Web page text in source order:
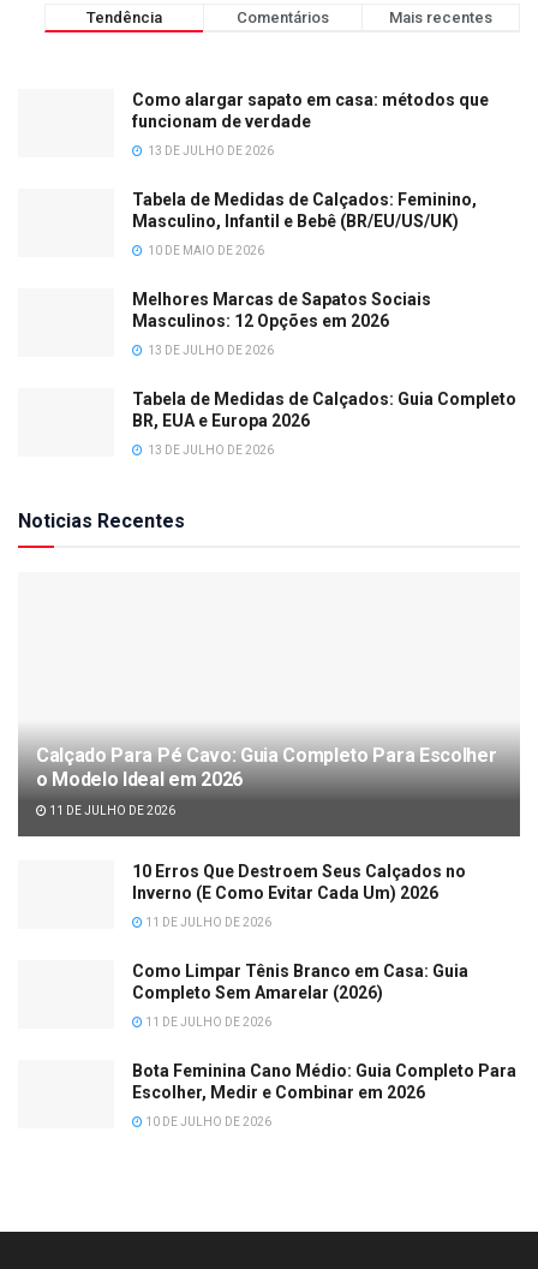
Tendência Comentários Mais recentes
Como alargar sapato em casa: métodos que
funcionam de verdade
13 DE JULHO DE 2026
Tabela de Medidas de Calçados: Feminino,
Masculino, Infantil e Bebê (BR/EU/US/UK)
10 DE MAIO DE 2026
Melhores Marcas de Sapatos Sociais
Masculinos: 12 Opções em 2026
13 DE JULHO DE 2026
Tabela de Medidas de Calçados: Guia Completo
BR, EUA e Europa 2026
13 DE JULHO DE 2026
Noticias Recentes
Calçado Para Pé Cavo: Guia Completo Para Escolher
o Modelo Ideal em 2026
11 DE JULHO DE 2026
10 Erros Que Destroem Seus Calçados no
Inverno (E Como Evitar Cada Um) 2026
11 DE JULHO DE 2026
Como Limpar Tênis Branco em Casa: Guia
Completo Sem Amarelar (2026)
11 DE JULHO DE 2026
Bota Feminina Cano Médio: Guia Completo Para
Escolher, Medir e Combinar em 2026
10 DE JULHO DE 2026